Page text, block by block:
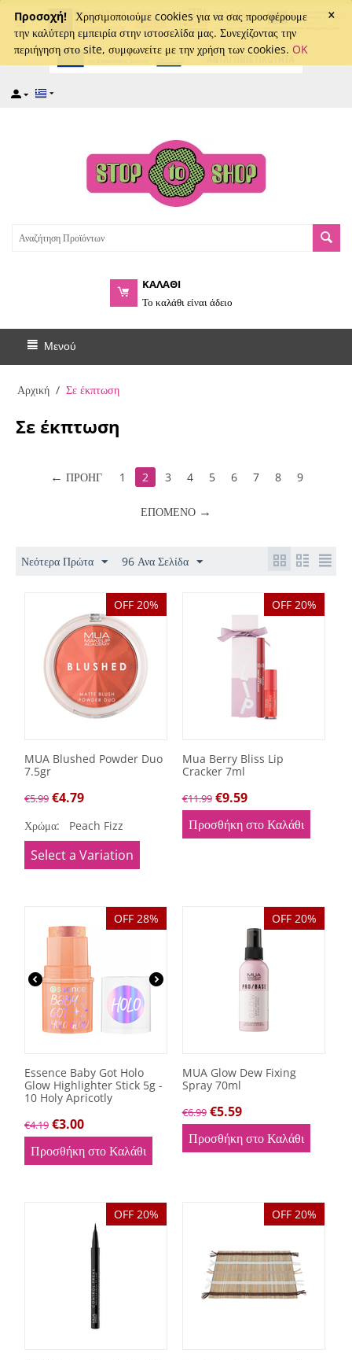
×
Προσοχή! Χρησιμοποιούμε cookies για να σας προσφέρουμε
την καλύτερη εμπειρία στην ιστοσελίδα μας. Συνεχίζοντας την
περιήγηση στο site, συμφωνείτε με την χρήση των cookies. OK
captcha
ΚΑΛΑΘΙ
Το καλάθι είναι άδειο
Μενού
Αρχική / Σε έκπτωση
Σε έκπτωση
ΠΡΟΗΓ 1 2 3 4 5 6 7 8 9
ΕΠΌΜΕΝΟ
Νεότερα Πρώτα 96 Ανα Σελίδα
OFF 20%
MUA Blushed Powder Duo
7.5gr
€5.99 €4.79
Χρώμα: Peach Fizz
Select a Variation
OFF 20%
Mua Berry Bliss Lip
Cracker 7ml
€11.99 €9.59
Προσθήκη στο Καλάθι
OFF 28%
Essence Baby Got Holo
Glow Highlighter Stick 5g -
10 Holy Apricotly
€4.19 €3.00
Προσθήκη στο Καλάθι
OFF 20%
MUA Glow Dew Fixing
Spray 70ml
€6.99 €5.59
Προσθήκη στο Καλάθι
OFF 20% OFF 20%